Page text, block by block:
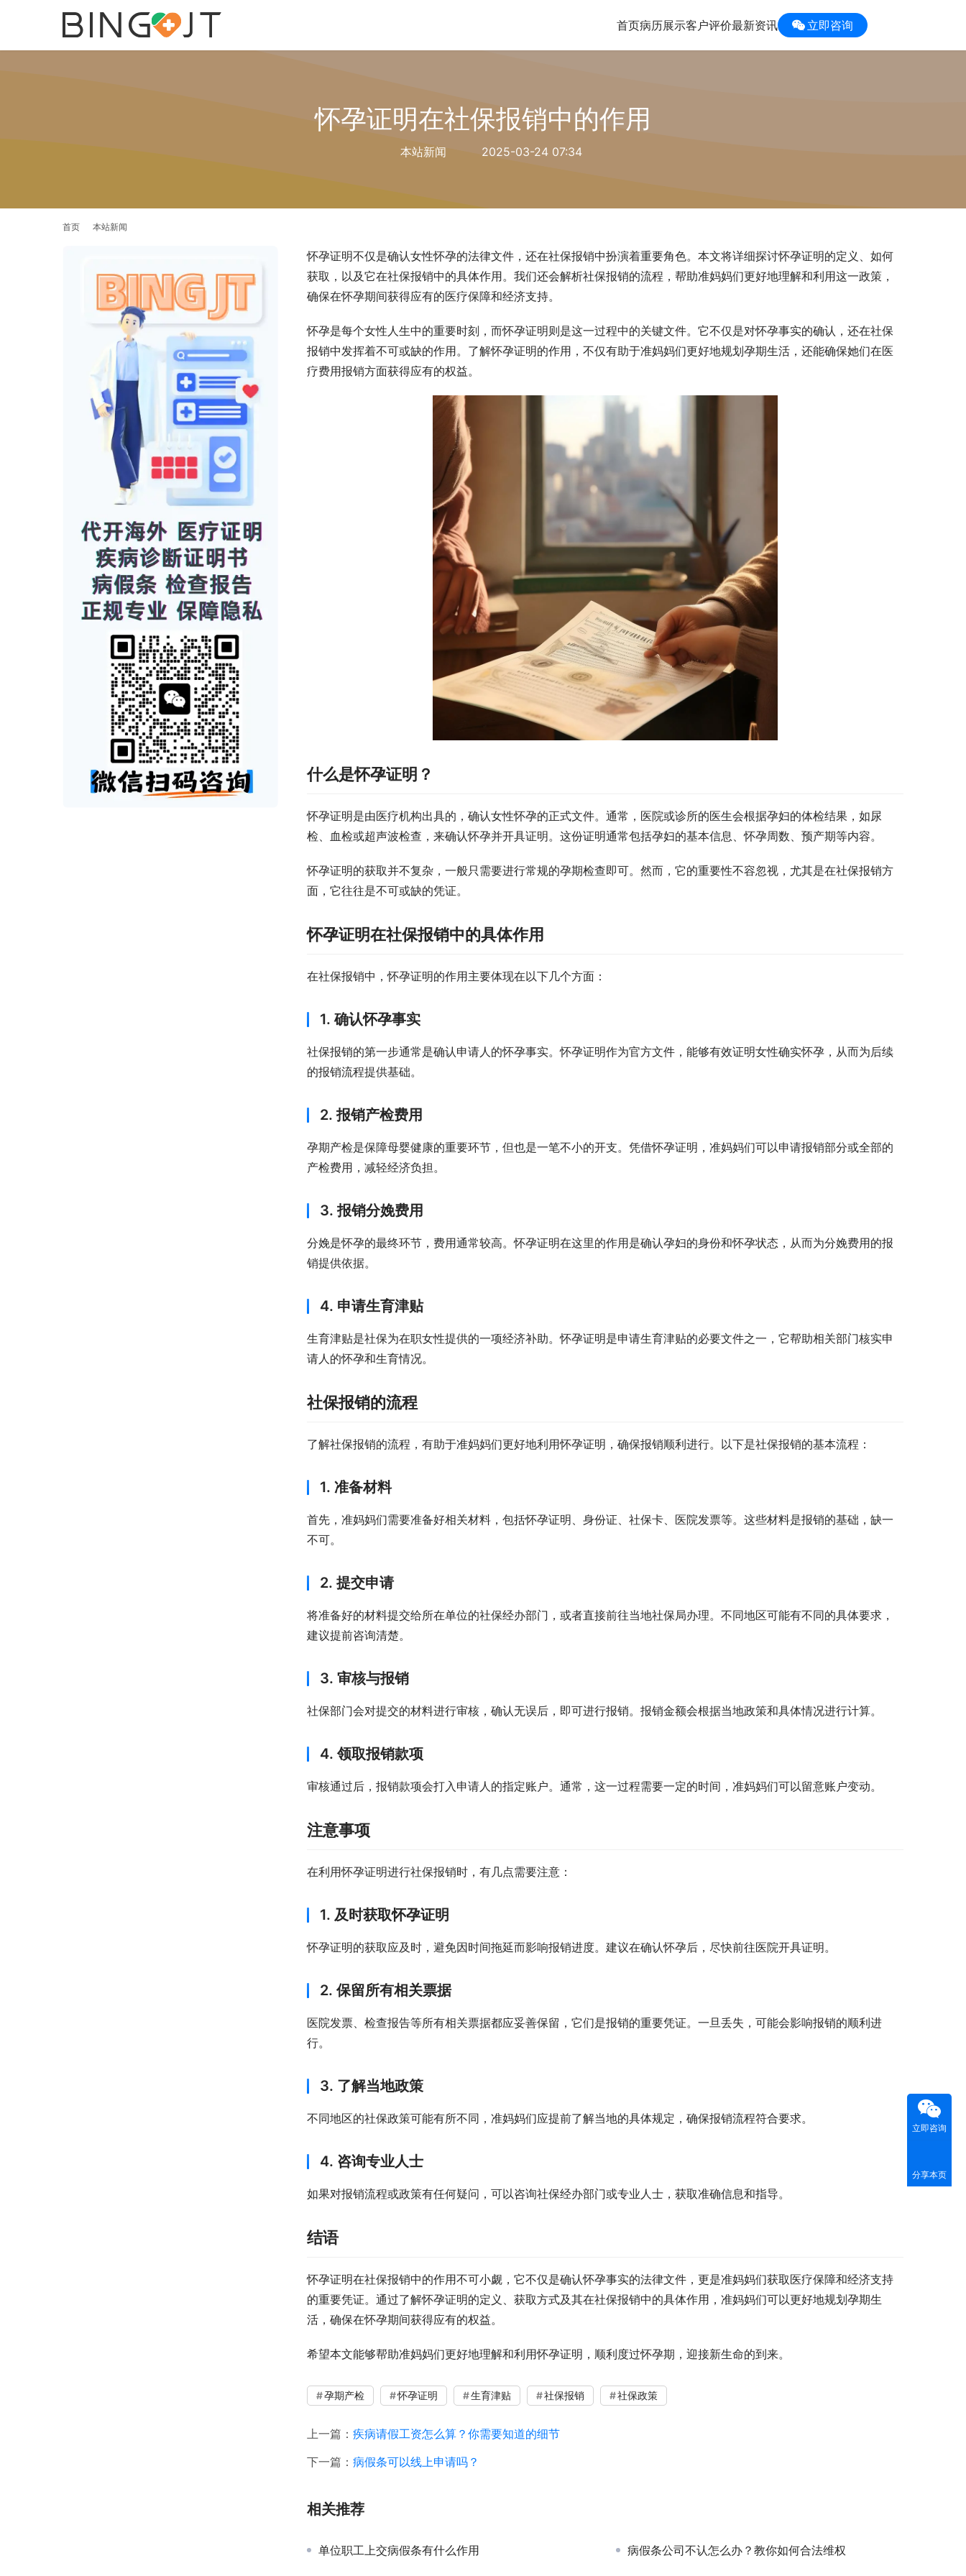
首页病历展示客户评价最新资讯 立即咨询
怀孕证明在社保报销中的作用
本站新闻 2025-03-24 07:34
首页 本站新闻
怀孕证明不仅是确认女性怀孕的法律文件，还在社保报销中扮演着重要角色。本文将详细探讨怀孕证明的定义、如何
获取，以及它在社保报销中的具体作用。我们还会解析社保报销的流程，帮助准妈妈们更好地理解和利用这一政策，
确保在怀孕期间获得应有的医疗保障和经济支持。
怀孕是每个女性人生中的重要时刻，而怀孕证明则是这一过程中的关键文件。它不仅是对怀孕事实的确认，还在社保
报销中发挥着不可或缺的作用。了解怀孕证明的作用，不仅有助于准妈妈们更好地规划孕期生活，还能确保她们在医
疗费用报销方面获得应有的权益。
什么是怀孕证明？
怀孕证明是由医疗机构出具的，确认女性怀孕的正式文件。通常，医院或诊所的医生会根据孕妇的体检结果，如尿
检、血检或超声波检查，来确认怀孕并开具证明。这份证明通常包括孕妇的基本信息、怀孕周数、预产期等内容。
怀孕证明的获取并不复杂，一般只需要进行常规的孕期检查即可。然而，它的重要性不容忽视，尤其是在社保报销方
面，它往往是不可或缺的凭证。
怀孕证明在社保报销中的具体作用
在社保报销中，怀孕证明的作用主要体现在以下几个方面：
1. 确认怀孕事实
社保报销的第一步通常是确认申请人的怀孕事实。怀孕证明作为官方文件，能够有效证明女性确实怀孕，从而为后续
的报销流程提供基础。
2. 报销产检费用
孕期产检是保障母婴健康的重要环节，但也是一笔不小的开支。凭借怀孕证明，准妈妈们可以申请报销部分或全部的
产检费用，减轻经济负担。
3. 报销分娩费用
分娩是怀孕的最终环节，费用通常较高。怀孕证明在这里的作用是确认孕妇的身份和怀孕状态，从而为分娩费用的报
销提供依据。
4. 申请生育津贴
生育津贴是社保为在职女性提供的一项经济补助。怀孕证明是申请生育津贴的必要文件之一，它帮助相关部门核实申
请人的怀孕和生育情况。
社保报销的流程
了解社保报销的流程，有助于准妈妈们更好地利用怀孕证明，确保报销顺利进行。以下是社保报销的基本流程：
1. 准备材料
首先，准妈妈们需要准备好相关材料，包括怀孕证明、身份证、社保卡、医院发票等。这些材料是报销的基础，缺一
不可。
2. 提交申请
将准备好的材料提交给所在单位的社保经办部门，或者直接前往当地社保局办理。不同地区可能有不同的具体要求，
建议提前咨询清楚。
3. 审核与报销
社保部门会对提交的材料进行审核，确认无误后，即可进行报销。报销金额会根据当地政策和具体情况进行计算。
4. 领取报销款项
审核通过后，报销款项会打入申请人的指定账户。通常，这一过程需要一定的时间，准妈妈们可以留意账户变动。
注意事项
在利用怀孕证明进行社保报销时，有几点需要注意：
1. 及时获取怀孕证明
怀孕证明的获取应及时，避免因时间拖延而影响报销进度。建议在确认怀孕后，尽快前往医院开具证明。
2. 保留所有相关票据
医院发票、检查报告等所有相关票据都应妥善保留，它们是报销的重要凭证。一旦丢失，可能会影响报销的顺利进
行。
3. 了解当地政策
不同地区的社保政策可能有所不同，准妈妈们应提前了解当地的具体规定，确保报销流程符合要求。
4. 咨询专业人士
如果对报销流程或政策有任何疑问，可以咨询社保经办部门或专业人士，获取准确信息和指导。
结语
怀孕证明在社保报销中的作用不可小觑，它不仅是确认怀孕事实的法律文件，更是准妈妈们获取医疗保障和经济支持
的重要凭证。通过了解怀孕证明的定义、获取方式及其在社保报销中的具体作用，准妈妈们可以更好地规划孕期生
活，确保在怀孕期间获得应有的权益。
希望本文能够帮助准妈妈们更好地理解和利用怀孕证明，顺利度过怀孕期，迎接新生命的到来。
孕期产检 怀孕证明 生育津贴 社保报销 社保政策
上一篇： 疾病请假工资怎么算？你需要知道的细节
下一篇： 病假条可以线上申请吗？
相关推荐
单位职工上交病假条有什么作用 病假条公司不认怎么办？教你如何合法维权
立即咨询
分享本页